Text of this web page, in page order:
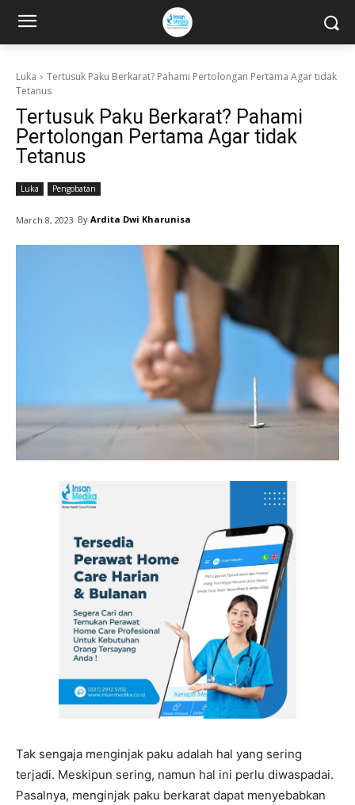
Luka
Tertusuk Paku Berkarat? Pahami Pertolongan Pertama Agar tidak
Tetanus
Tertusuk Paku Berkarat? Pahami
Pertolongan Pertama Agar tidak
Tetanus
Luka Pengobatan
March 8, 2023 By Ardita Dwi Kharunisa
Tak sengaja menginjak paku adalah hal yang sering
terjadi. Meskipun sering, namun hal ini perlu diwaspadai.
Pasalnya, menginjak paku berkarat dapat menyebabkan